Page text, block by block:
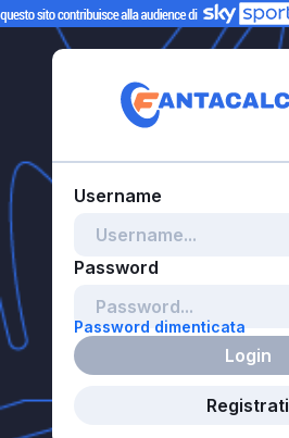
Password dimenticata
Login
Registrati